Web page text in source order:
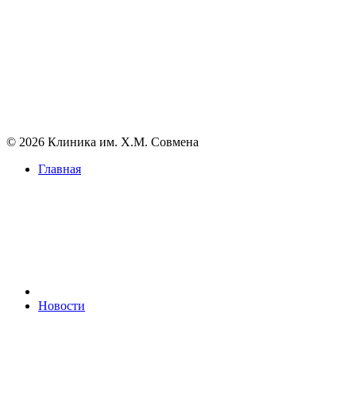
© 2026 Клиника им. Х.М. Совмена
Главная
Новости